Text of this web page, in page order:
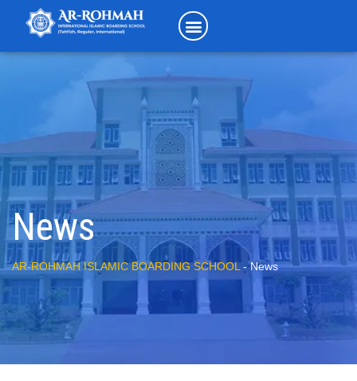
News
AR-ROHMAH ISLAMIC BOARDING SCHOOL-News